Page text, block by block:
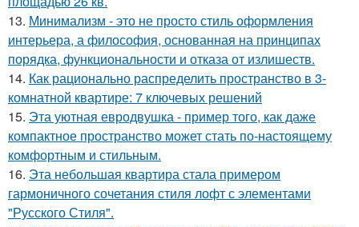
13. Минимализм - это не просто стиль оформления
интерьера, а философия, основанная на принципах
порядка, функциональности и отказа от излишеств.
14. Как рационально распределить пространство в 3-
комнатной квартире: 7 ключевых решений
15. Эта уютная евродвушка - пример того, как даже
компактное пространство может стать по-настоящему
комфортным и стильным.
16. Эта небольшая квартира стала примером
гармоничного сочетания стиля лофт с элементами
"Русского Стиля".